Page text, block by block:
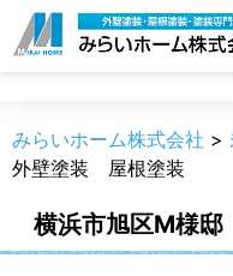
職人のうんちく
みらいホーム株式会社 >
外壁塗装 屋根塗装
横浜市旭区M様